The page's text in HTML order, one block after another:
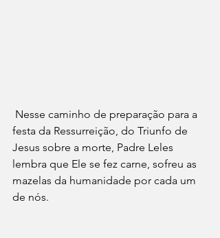
Nesse caminho de preparação para a
festa da Ressurreição, do Triunfo de
Jesus sobre a morte, Padre Leles
lembra que Ele se fez carne, sofreu as
mazelas da humanidade por cada um
de nós.